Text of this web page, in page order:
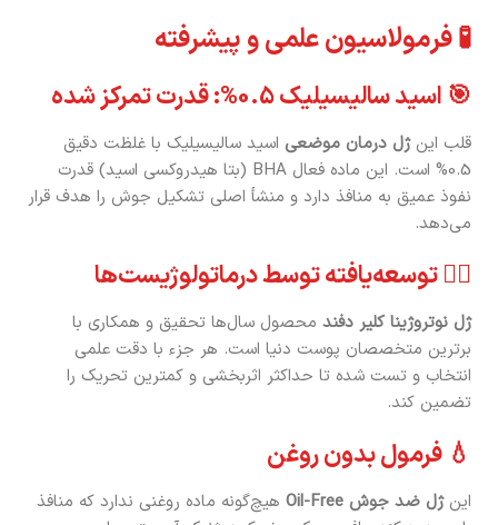
🧪 فرمولاسیون علمی و پیشرفته
🎯 اسید سالیسیلیک 0.5%: قدرت تمرکز شده
قلب اینژل درمان موضعی اسید سالیسیلیک با غلظت دقیق
0.5% است. این ماده فعال BHA (بتا هیدروکسی اسید) قدرت
نفوذ عمیق به منافذ دارد و منشأ اصلی تشکیل جوش را هدف قرار
می‌دهد.
👨‍⚕️ توسعه‌یافته توسط درماتولوژیست‌ها
ژل نوتروژینا کلیر دفند محصول سال‌ها تحقیق و همکاری با
برترین متخصصان پوست دنیا است. هر جزء با دقت علمی
انتخاب و تست شده تا حداکثر اثربخشی و کمترین تحریک را
تضمین کند.
💧 فرمول بدون روغن
اینژل ضد جوش Oil-Free
هیچ‌گونه ماده روغنی ندارد که منافذ